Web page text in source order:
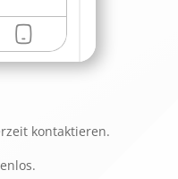
kontaktieren.